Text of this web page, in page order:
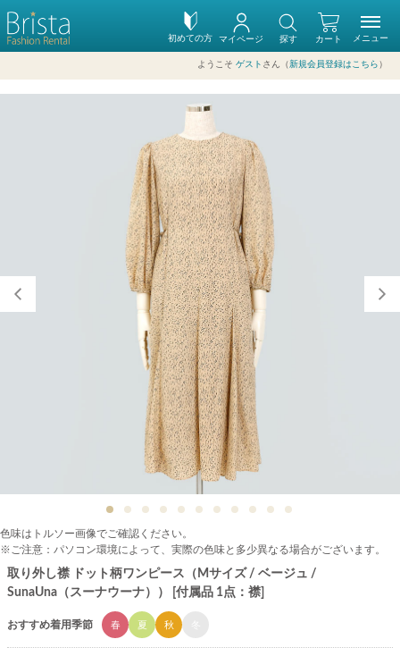
初めての方 カート
マイページ 探す
ようこそ ゲスト さん（新規会員登録はこちら ）
メニュー
色味はトルソー画像でご確認ください。
※ご注意：パソコン環境によって、実際の色味と多少異なる場合がございます。
取り外し襟 ドット柄ワンピース（Mサイズ / ベージュ /
SunaUna（スーナウーナ）） [付属品 1点：襟]
おすすめ着用季節 春 夏 秋